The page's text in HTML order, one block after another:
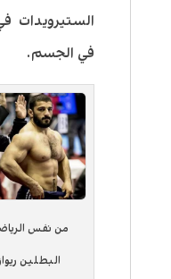
في الجسم.
من نفس
البطلين